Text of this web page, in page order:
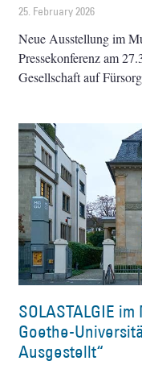
25. February 2026
Neue Ausstellung im
Pressekonferenz am
Gesellschaft auf
SOLASTALGIE
Goethe-
Ausgestellt“